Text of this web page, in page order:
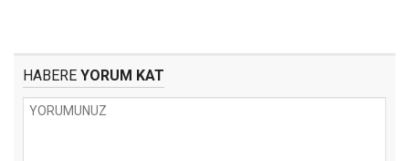
HABERE YORUM KAT